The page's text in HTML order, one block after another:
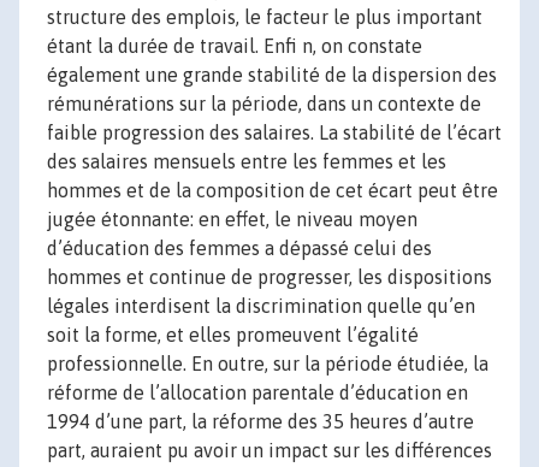
structure des emplois, le facteur le plus important
étant la durée de travail. Enfi n, on constate
également une grande stabilité de la dispersion des
rémunérations sur la période, dans un contexte de
faible progression des salaires. La stabilité de l’écart
des salaires mensuels entre les femmes et les
hommes et de la composition de cet écart peut être
jugée étonnante: en effet, le niveau moyen
d’éducation des femmes a dépassé celui des
hommes et continue de progresser, les dispositions
légales interdisent la discrimination quelle qu’en
soit la forme, et elles promeuvent l’égalité
professionnelle. En outre, sur la période étudiée, la
réforme de l’allocation parentale d’éducation en
1994 d’une part, la réforme des 35 heures d’autre
part, auraient pu avoir un impact sur les différences